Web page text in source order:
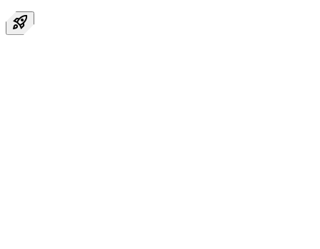
rocket_launch